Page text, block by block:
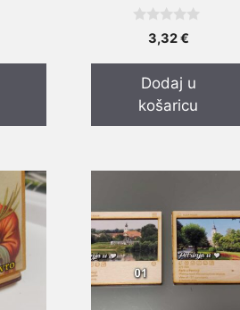
3,32€
Dodaj u
košaricu
ima
više
varijanti.
Opcije